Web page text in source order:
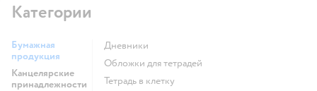
Категории
Бумажная
продукция
Канцелярские
принадлежности
Дневники
Обложки для тетрадей
Тетрадь в клетку